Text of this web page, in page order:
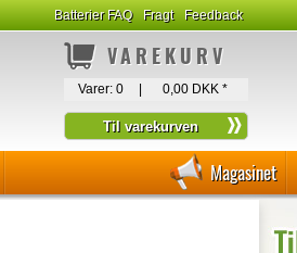
Batterier FAQ Fragt Feedback
VAREKURV
Varer: 0 0,00 DKK *
Magasinet